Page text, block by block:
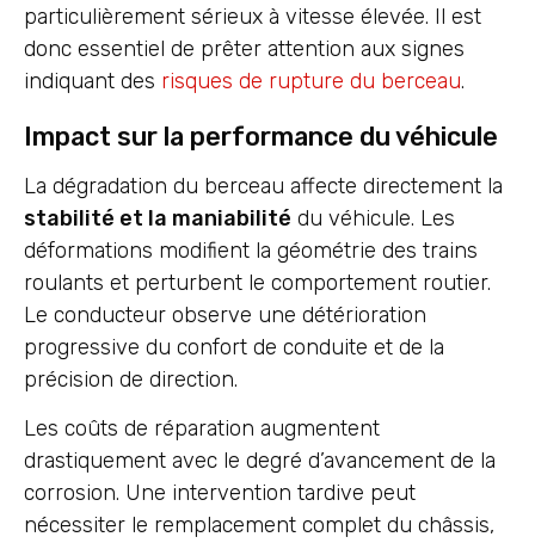
particulièrement sérieux à vitesse élevée. Il est
donc essentiel de prêter attention aux signes
indiquant des risques de rupture du berceau.
Impact sur la performance du véhicule
La dégradation du berceau affecte directement la
stabilité et la maniabilité du véhicule. Les
déformations modifient la géométrie des trains
roulants et perturbent le comportement routier.
Le conducteur observe une détérioration
progressive du confort de conduite et de la
précision de direction.
Les coûts de réparation augmentent
drastiquement avec le degré d’avancement de la
corrosion. Une intervention tardive peut
nécessiter le remplacement complet du châssis,